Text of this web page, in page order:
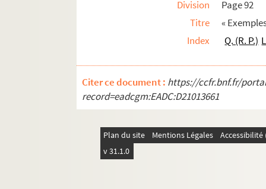
1315. « Journal des évènements de Damas,
1316. Divers extraits des minutes de la
1318. Carnet de M. Jacques-César Hancy,
1319. « Tirages de la loterie royale de
1320-1321. Abrégé de l'histoire de France,
1323. Mémoires sur l'histoire de France
1324. « Contract de fondation du collège
Division
Page 92
Titre
«
Index
Q. (R. P.)
Citer ce document : https://ccfr.bnf.fr/
record=eadcgm:EADC:D21013661
Plan du site Mentions Légales
v 31.1.0